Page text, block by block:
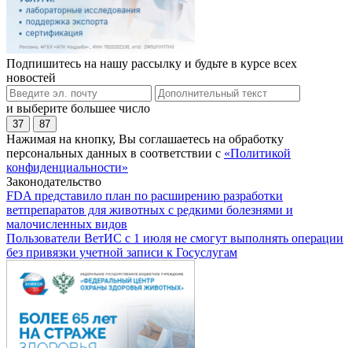
Подпишитесь на нашу рассылку и будьте в курсе всех
новостей
и выберите большее число
37 87
Нажимая на кнопку, Вы соглашаетесь на обработку
персональных данных в соответствии с «Политикой
конфиденциальности»
Законодательство
FDA представило план по расширению разработки
ветпрепаратов для животных с редкими болезнями и
малочисленных видов
Пользователи ВетИС с 1 июля не смогут выполнять операции
без привязки учетной записи к Госуслугам